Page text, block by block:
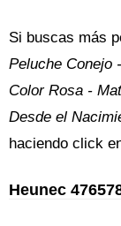
Si buscas más
Peluche Conejo
Color Rosa -
Desde el
haciendo click
Heunec